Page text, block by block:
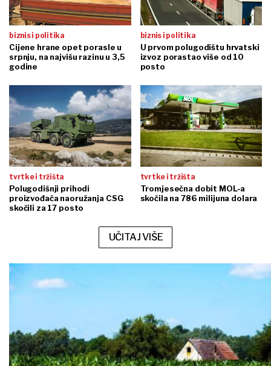
biznis i politika
Cijene hrane opet porasle u
srpnju, na najvišu razinu u 3,5
godine
biznis i politika
U prvom polugodištu hrvatski
izvoz porastao više od 10
posto
tvrtke i tržišta
Polugodišnji prihodi
proizvođača naoružanja CSG
skočili za 17 posto
tvrtke i tržišta
Tromjesečna dobit MOL-a
skočila na 786 milijuna dolara
UČITAJ VIŠE